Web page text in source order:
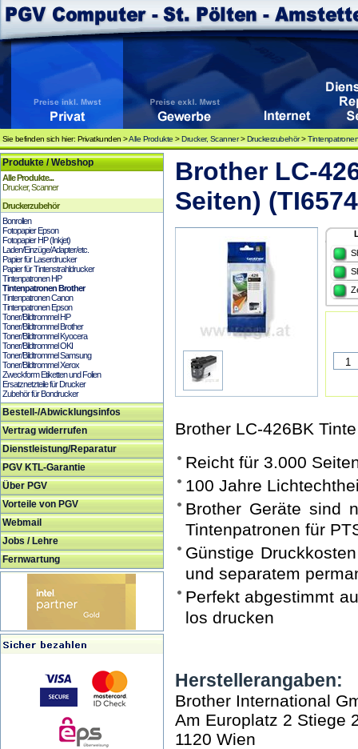
Sie befinden sich hier: Privatkunden >Alle Produkte >Drucker, Scanner>Druckerzubehör>
Produkte / Webshop
Alle Produkte...
Drucker, Scanner
Druckerzubehör
Bonrollen
Fotopapier Epson
Fotopapier HP (Inkjet)
Laden/Einzüge/Adapter/etc.
Papier für Laserdrucker
Papier für Tintenstrahldrucker
Tintenpatronen HP
Tintenpatronen Brother
Tintenpatronen Canon
Tintenpatronen Epson
Toner/Bildtrommel HP
Toner/Bildtrommel Brother
Toner/Bildtrommel Kyocera
Toner/Bildtrommel OKI
Toner/Bildtrommel Samsung
Toner/Bildtrommel Xerox
Zweckform Etiketten und Folien
Ersatznetzteile für Drucker
Zubehör für Bondrucker
Bestell-/Abwicklungsinfos
Vertrag widerrufen
Dienstleistung/Reparatur
PGV KTL-Garantie
Über PGV
Vorteile von PGV
Webmail
Jobs / Lehre
Fernwartung
Brother LC-
Seiten)
Brother LC-426BK
Reicht für 3.000
100 Jahre
Brother Geräte sind
Tintenpatronen für
Günstige
und separatem
Perfekt abgestimmt
los drucken
Herstellerangaben:
Brother International
Am Europlatz 2 Stiege
1120 Wien